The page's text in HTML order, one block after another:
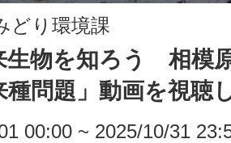
どり環境課
生物を知ろう 相模
種問題」動画を視聴
00:00 ~ 2025/10/31